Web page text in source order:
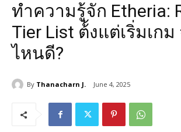
ทำความรู้จัก Etheria:
Tier List ต้้งแต่เริ่มเก
ไหนดี?
By Thanacharn J. June 4, 2025